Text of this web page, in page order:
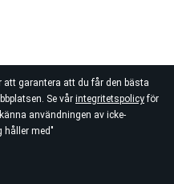
att garantera att du får den bästa
Se vår integritetspolicyför
användningen av icke-
håller med"